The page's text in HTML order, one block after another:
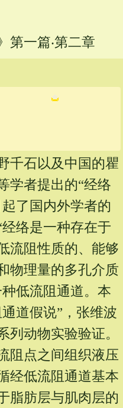
第一篇‧第二章
千石以及中国的瞿
学者提出的“经络
了国内外学者的
络是一种存在于
流阻性质的、能够
物理量的多孔介质
低流阻通道。本
道假说”，张维波
列动物实验验证。
阻点之间组织液压
经低流阻通道基本
脂肪层与肌肉层的